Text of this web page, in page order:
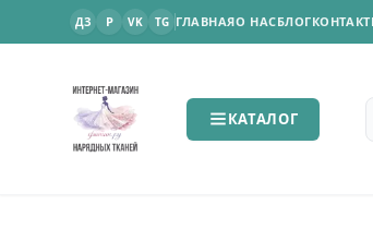
ДЗ P VK TG ГЛАВНАЯО НАСБЛОГ
КАТАЛОГ